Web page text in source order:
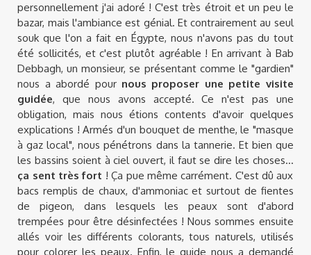
personnellement j'ai adoré ! C'est très étroit et un peu le
bazar, mais l'ambiance est génial. Et contrairement au seul
souk que l'on a fait en Égypte, nous n'avons pas du tout
été sollicités, et c'est plutôt agréable ! En arrivant à Bab
Debbagh, un monsieur, se présentant comme le "gardien"
nous a abordé pournous proposer une petite visite
guidée, que nous avons accepté. Ce n'est pas une
obligation, mais nous étions contents d'avoir quelques
explications ! Armés d'un bouquet de menthe, le "masque
à gaz local", nous pénétrons dans la tannerie. Et bien que
les bassins soient à ciel ouvert, il faut se dire les choses...
ça sent très fort ! Ça pue même carrément. C'est dû aux
bacs remplis de chaux, d'ammoniac et surtout de fientes
de pigeon, dans lesquels les peaux sont d'abord
trempées pour être désinfectées ! Nous sommes ensuite
allés voir les différents colorants, tous naturels, utilisés
pour colorer les peaux. Enfin, le guide nous a demandé